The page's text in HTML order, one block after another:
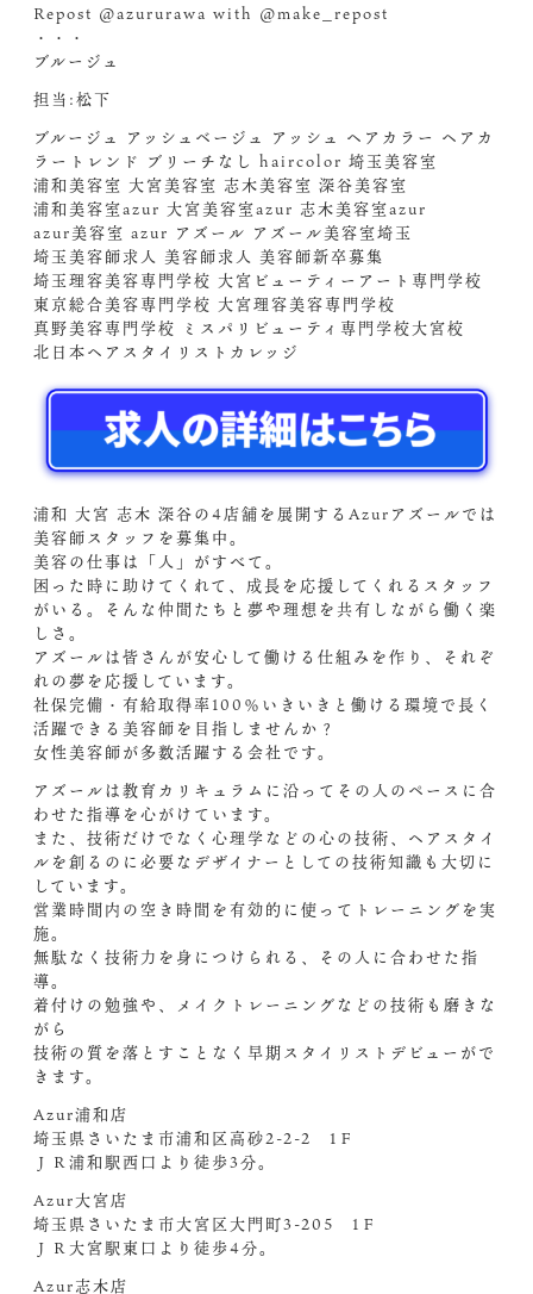
Repost @azururawa with @make_repost
・・・
ブルージュ
担当:松下
ブルージュ アッシュベージュ アッシュ ヘアカラー ヘアカ
ラートレンド ブリーチなし haircolor 埼玉美容室
浦和美容室 大宮美容室 志木美容室 深谷美容室
浦和美容室azur 大宮美容室azur 志木美容室azur
azur美容室 azur アズール アズール美容室埼玉
埼玉美容師求人 美容師求人 美容師新卒募集
埼玉理容美容専門学校 大宮ビューティーアート専門学校
東京総合美容専門学校 大宮理容美容専門学校
真野美容専門学校 ミスパリビューティ専門学校大宮校
北日本ヘアスタイリストカレッジ
浦和 大宮 志木 深谷の4店舗を展開するAzurアズールでは
美容師スタッフを募集中。
美容の仕事は「人」がすべて。
困った時に助けてくれて、成長を応援してくれるスタッフ
がいる。そんな仲間たちと夢や理想を共有しながら働く楽
しさ。
アズールは皆さんが安心して働ける仕組みを作り、それぞ
れの夢を応援しています。
社保完備・有給取得率100％いきいきと働ける環境で長く
活躍できる美容師を目指しませんか？
女性美容師が多数活躍する会社です。
アズールは教育カリキュラムに沿ってその人のペースに合
わせた指導を心がけています。
また、技術だけでなく心理学などの心の技術、ヘアスタイ
ルを創るのに必要なデザイナーとしての技術知識も大切に
しています。
営業時間内の空き時間を有効的に使ってトレーニングを実
施。
無駄なく技術力を身につけられる、その人に合わせた指
導。
着付けの勉強や、メイクトレーニングなどの技術も磨きな
がら
技術の質を落とすことなく早期スタイリストデビューがで
きます。
Azur浦和店
埼玉県さいたま市浦和区高砂2-2-2 1Ｆ
ＪＲ浦和駅西口より徒歩3分。
Azur大宮店
埼玉県さいたま市大宮区大門町3-205 1Ｆ
ＪＲ大宮駅東口より徒歩4分。
Azur志木店